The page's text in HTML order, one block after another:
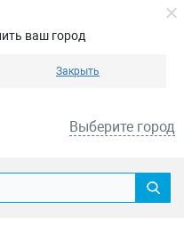
ваш город
Закрыть
Выберите город